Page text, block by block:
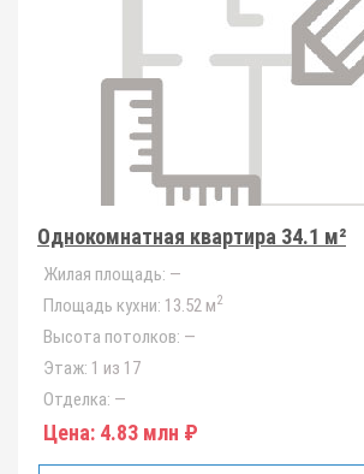
Однокомнатная квартира 34.1 м²
Жилая площадь: —
Площадь кухни: 13.52 м2
Высота потолков: —
Этаж: 1 из 17
Отделка: —
Цена: 4.83 млн ₽